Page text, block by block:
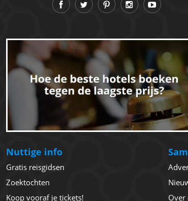
Nuttige info
Gratis reisgidsen
Zoektochten
Koop vooraf je tickets!
Over